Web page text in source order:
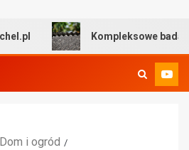
Kompleksowe badania
Dom i ogród